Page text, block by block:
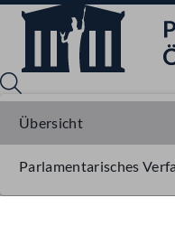
Übersicht
Parlamentarisches